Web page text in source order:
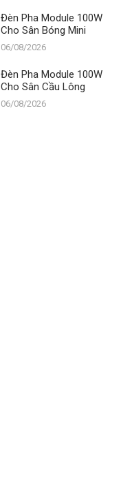
Thành Đạt LED
Đèn Pha Module 100W
Cho Sân Bóng Mini
06/08/2026
Đèn Pha Module 100W
Cho Sân Cầu Lông
06/08/2026